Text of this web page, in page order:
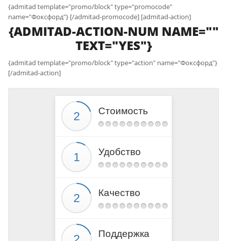
{admitad template="promo/block" type="promocode"
name="Фоксфорд"} [/admitad-promocode] [admitad-action]
{ADMITAD-ACTION-NUM NAME=""
TEXT="YES"}
{admitad template="promo/block" type="action" name="Фоксфорд"}
[/admitad-action]
Стоимость
Удобство
Качество
Поддержка